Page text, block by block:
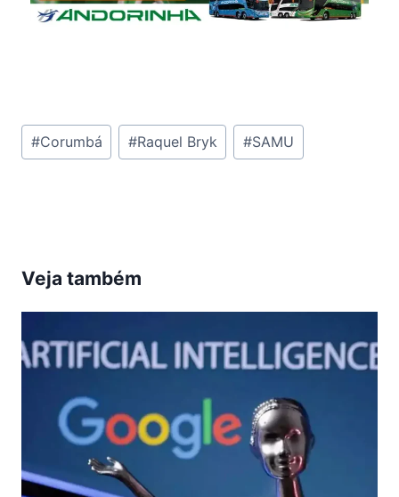
Tags
do
#Corumbá #Raquel Bryk #SAMU
Veja também